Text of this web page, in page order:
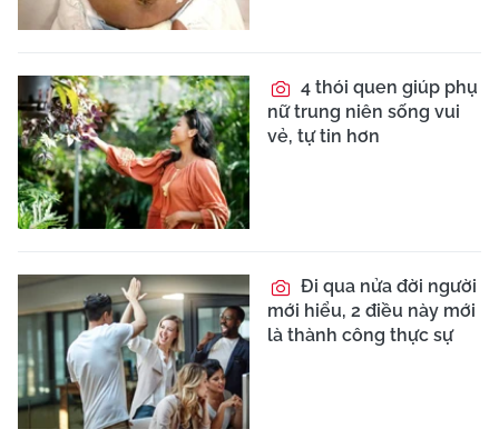
4 thói quen giúp phụ
nữ trung niên sống vui
vẻ, tự tin hơn
Đi qua nửa đời người
mới hiểu, 2 điều này mới
là thành công thực sự